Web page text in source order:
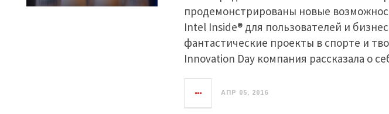
продемонстрированы новые
Intel Inside® для пользователей и
фантастические проекты в спорте и
Innovation Day компания рассказала о
АПР 05, 2016